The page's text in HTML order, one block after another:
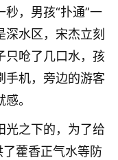
，男孩“扑通”一
水区，宋杰立刻
只呛了几口水，孩
手机，旁边的游客
。
光之下的，为了给
了藿香正气水等防